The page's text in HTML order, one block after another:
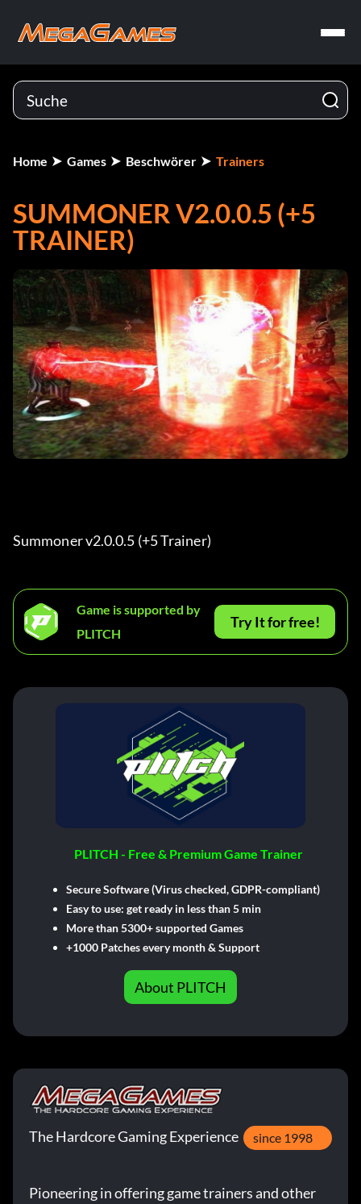
Home Games Beschwörer Trainers
SUMMONER V2.0.0.5 (+5
TRAINER)
Summoner v2.0.0.5 (+5 Trainer)
Game is supported by
PLITCH
Try It for free!
PLITCH - Free & Premium Game Trainer
Secure Software (Virus checked, GDPR-compliant)
Easy to use: get ready in less than 5 min
More than 5300+ supported Games
+1000 Patches every month & Support
About PLITCH
The Hardcore Gaming Experience since 1998
Pioneering in offering game trainers and other